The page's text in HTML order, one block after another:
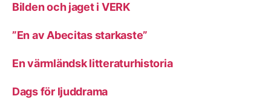
Bilden och jaget i VERK
”En av Abecitas starkaste”
En värmländsk litteraturhistoria
Dags för ljuddrama